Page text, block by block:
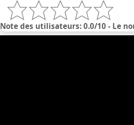
Note des utilisateurs: 0.0/10 - Le